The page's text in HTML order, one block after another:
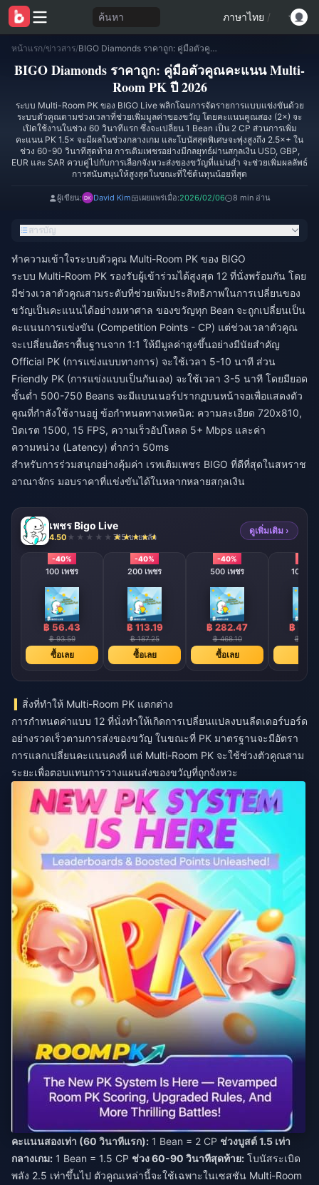
ค้นหา ภาษาไทย /
หน้าแรก/ข่าวสาร/ BIGO Diamonds ราคาถูก: คู่มือตัวคูณคะแนน Multi-Room PK ปี 2026
BIGO Diamonds ราคาถูก: คู่มือตัวคูณคะแนน Multi-
Room PK ปี 2026
ระบบ Multi-Room PK ของ BIGO Live พลิกโฉมการจัดรายการแบบแข่งขันด้วย
ระบบตัวคูณตามช่วงเวลาที่ช่วยเพิ่มมูลค่าของขวัญ โดยคะแนนคูณสอง (2×) จะ
เปิดใช้งานในช่วง 60 วินาทีแรก ซึ่งจะเปลี่ยน 1 Bean เป็น 2 CP ส่วนการเพิ่ม
คะแนน PK 1.5× จะมีผลในช่วงกลางเกม และโบนัสสุดพิเศษจะพุ่งสูงถึง 2.5×+ ใน
ช่วง 60-90 วินาทีสุดท้าย การเติมเพชรอย่างมีกลยุทธ์ผ่านสกุลเงิน USD, GBP,
EUR และ SAR ควบคู่ไปกับการเลือกจังหวะส่งของขวัญที่แม่นยำ จะช่วยเพิ่มผลลัพธ์
การสนับสนุนให้สูงสุดในขณะที่ใช้ต้นทุนน้อยที่สุด
ผู้เขียน: David Kim เผยแพร่เมื่อ:2026/02/06 8 min อ่าน
สารบัญ
ทำความเข้าใจระบบตัวคูณ Multi-Room PK ของ BIGO
ระบบ Multi-Room PK รองรับผู้เข้าร่วมได้สูงสุด 12 ที่นั่งพร้อมกัน โดย
มีช่วงเวลาตัวคูณสามระดับที่ช่วยเพิ่มประสิทธิภาพในการเปลี่ยนของ
ขวัญเป็นคะแนนได้อย่างมหาศาล ของขวัญทุก Bean จะถูกเปลี่ยนเป็น
คะแนนการแข่งขัน (Competition Points - CP) แต่ช่วงเวลาตัวคูณ
จะเปลี่ยนอัตราพื้นฐานจาก 1:1 ให้มีมูลค่าสูงขึ้นอย่างมีนัยสำคัญ
Official PK (การแข่งแบบทางการ) จะใช้เวลา 5-10 นาที ส่วน
Friendly PK (การแข่งแบบเป็นกันเอง) จะใช้เวลา 3-5 นาที โดยมียอด
ขั้นต่ำ 500-750 Beans จะมีแบนเนอร์ปรากฏบนหน้าจอเพื่อแสดงตัว
คูณที่กำลังใช้งานอยู่ ข้อกำหนดทางเทคนิค: ความละเอียด 720x810,
บิตเรต 1500, 15 FPS, ความเร็วอัปโหลด 5+ Mbps และค่า
ความหน่วง (Latency) ต่ำกว่า 50ms
สำหรับการร่วมสนุกอย่างคุ้มค่า เรทเติมเพชร BIGO ที่ดีที่สุดในสหราช
อาณาจักร มอบราคาที่แข่งขันได้ในหลากหลายสกุลเงิน
เพชร Bigo Live
4.50 715 ขายแล้ว
ดูเพิ่มเติม ›
-40%
100 เพชร
฿ 56.43
฿ 93.59
ซื้อเลย
-40%
200 เพชร
฿ 113.19
฿ 187.25
ซื้อเลย
-40%
500 เพชร
฿ 282.47
฿ 468.10
ซื้อเลย
1000 เ
฿
฿
สิ่งที่ทำให้ Multi-Room PK แตกต่าง
การกำหนดค่าแบบ 12 ที่นั่งทำให้เกิดการเปลี่ยนแปลงบนลีดเดอร์บอร์ด
อย่างรวดเร็วตามการส่งของขวัญ ในขณะที่ PK มาตรฐานจะมีอัตรา
การแลกเปลี่ยนคะแนนคงที่ แต่ Multi-Room PK จะใช้ช่วงตัวคูณสาม
ระยะเพื่อตอบแทนการวางแผนส่งของขวัญที่ถูกจังหวะ
คะแนนสองเท่า (60 วินาทีแรก): 1 Bean = 2 CP ช่วงบูสต์ 1.5 เท่า
กลางเกม: 1 Bean = 1.5 CP ช่วง 60-90 วินาทีสุดท้าย: โบนัสระเบิด
พลัง 2.5 เท่าขึ้นไป ตัวคูณเหล่านี้จะใช้เฉพาะในเซสชัน Multi-Room